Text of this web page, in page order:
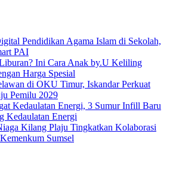
Pendidikan Agama Islam di Sekolah,
PAI
Ini Cara Anak by.U Keliling
Harga Spesial
di OKU Timur, Iskandar Perkuat
Pemilu 2029
Kedaulatan Energi, 3 Sumur Infill Baru
Kedaulatan Energi
Kilang Plaju Tingkatkan Kolaborasi
Sumsel